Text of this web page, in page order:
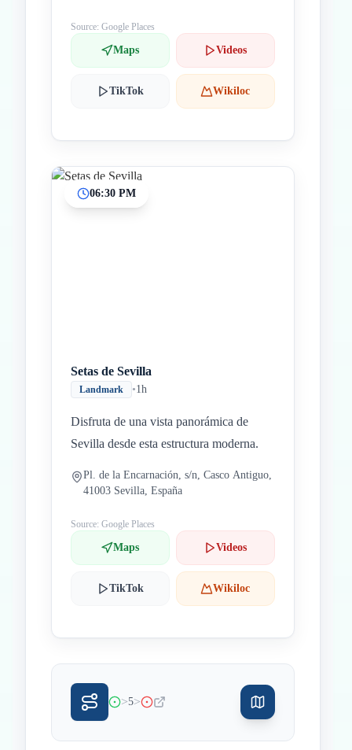
Source: Google Places
Maps Videos
TikTok Wikiloc
06:30 PM
Setas de Sevilla
Landmark •1h
Disfruta de una vista panorámica de
Sevilla desde esta estructura moderna.
Pl. de la Encarnación, s/n, Casco Antiguo,
41003 Sevilla, España
Source: Google Places
Maps Videos
TikTok Wikiloc
>5>